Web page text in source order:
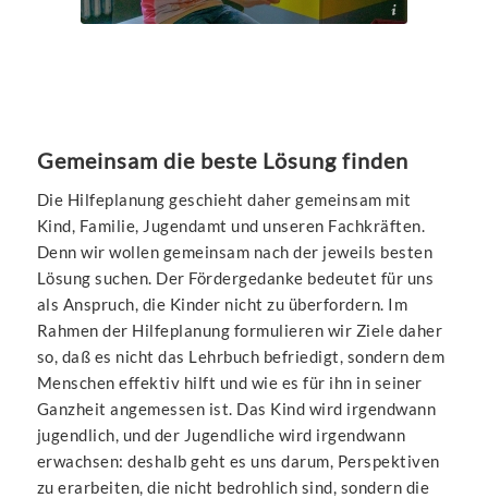
GTi gGmbH
Gemeinsam die beste Lösung finden
Die Hilfeplanung geschieht daher gemeinsam mit
Kind, Familie, Jugendamt und unseren Fachkräften.
Denn wir wollen gemeinsam nach der jeweils besten
Lösung suchen. Der Fördergedanke bedeutet für uns
als Anspruch, die Kinder nicht zu überfordern. Im
Rahmen der Hilfeplanung formulieren wir Ziele daher
so, daß es nicht das Lehrbuch befriedigt, sondern dem
Menschen effektiv hilft und wie es für ihn in seiner
Ganzheit angemessen ist. Das Kind wird irgendwann
jugendlich, und der Jugendliche wird irgendwann
erwachsen: deshalb geht es uns darum, Perspektiven
zu erarbeiten, die nicht bedrohlich sind, sondern die